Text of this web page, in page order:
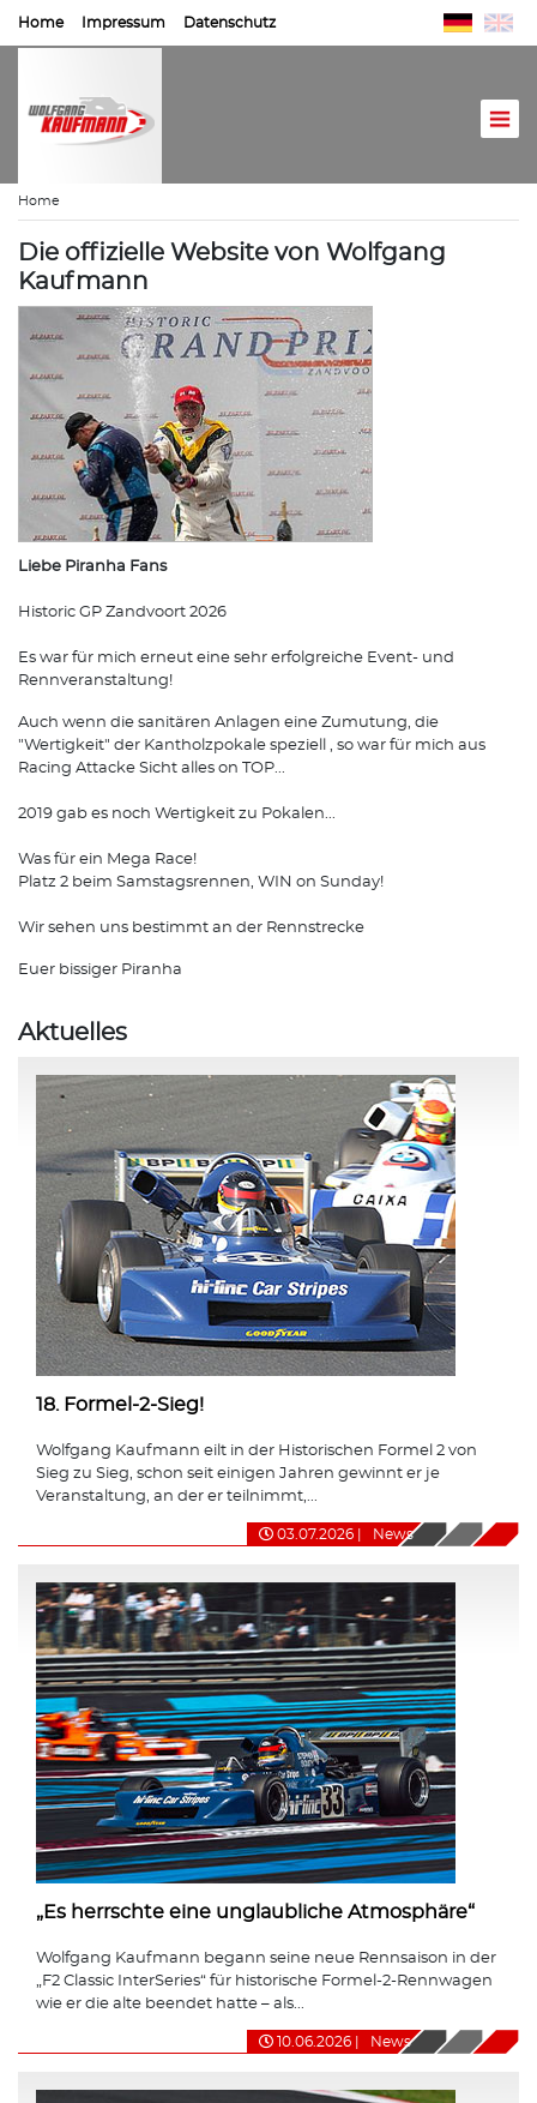
Home Impressum Datenschutz
Home
Die offizielle Website von Wolfgang
Kaufmann
Liebe Piranha Fans
Historic GP Zandvoort 2026
Es war für mich erneut eine sehr erfolgreiche Event- und
Rennveranstaltung!
Auch wenn die sanitären Anlagen eine Zumutung, die
"Wertigkeit" der Kantholzpokale speziell , so war für mich aus
Racing Attacke Sicht alles on TOP...
2019 gab es noch Wertigkeit zu Pokalen...
Was für ein Mega Race!
Platz 2 beim Samstagsrennen, WIN on Sunday!
Wir sehen uns bestimmt an der Rennstrecke
Euer bissiger Piranha
Aktuelles
18. Formel-2-Sieg!
Wolfgang Kaufmann eilt in der Historischen Formel 2 von
Sieg zu Sieg, schon seit einigen Jahren gewinnt er je
Veranstaltung, an der er teilnimmt,...
03.07.2026 News
„Es herrschte eine unglaubliche Atmosphäre“
Wolfgang Kaufmann begann seine neue Rennsaison in der
„F2 Classic InterSeries“ für historische Formel-2-Rennwagen
wie er die alte beendet hatte – als...
10.06.2026 News